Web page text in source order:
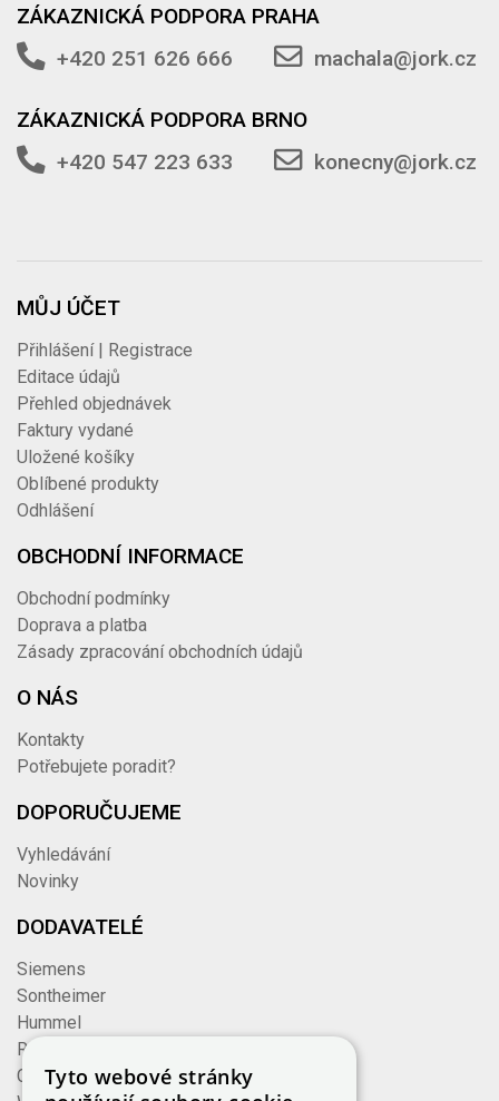
ZÁKAZNICKÁ PODPORA PRAHA
+420 251 626 666
machala@jork.cz
ZÁKAZNICKÁ PODPORA BRNO
+420 547 223 633
konecny@jork.cz
MŮJ ÚČET
Přihlášení | Registrace
Editace údajů
Přehled objednávek
Faktury vydané
Uložené košíky
Oblíbené produkty
Odhlášení
OBCHODNÍ INFORMACE
Obchodní podmínky
Doprava a platba
Zásady zpracování obchodních údajů
O NÁS
Kontakty
Potřebujete poradit?
DOPORUČUJEME
Vyhledávání
Novinky
DODAVATELÉ
Siemens
Sontheimer
Hummel
Rose
Cembre
Tyto webové stránky